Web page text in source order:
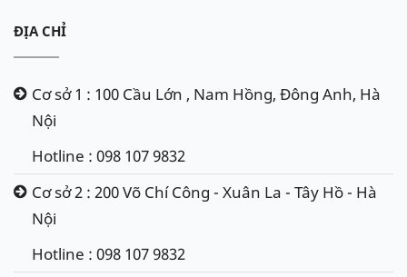
ĐỊA CHỈ
Cơ sở 1 : 100 Cầu Lớn , Nam Hồng, Đông Anh, Hà
Nội
Hotline : 098 107 9832
Cơ sở 2 : 200 Võ Chí Công - Xuân La - Tây Hồ - Hà
Nội
Hotline : 098 107 9832